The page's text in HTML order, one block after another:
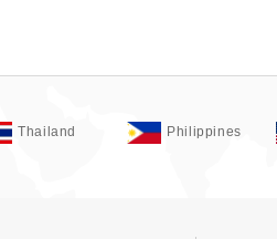
Thailand Philippines